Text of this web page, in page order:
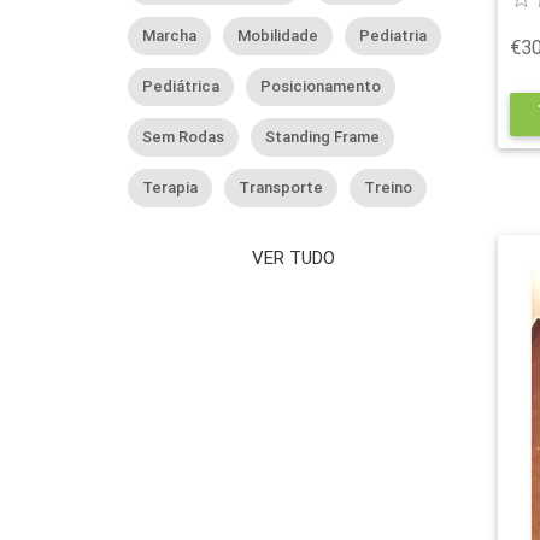
Marcha Mobilidade Pediatria
Pediátrica Posicionamento
Sem Rodas Standing Frame
Terapia Transporte Treino
VER TUDO